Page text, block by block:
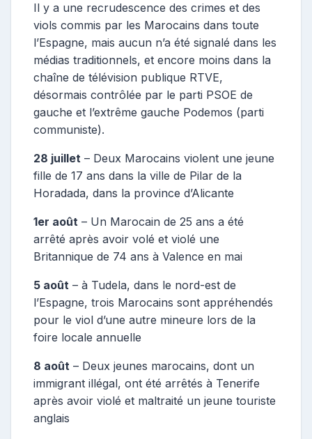
Il y a une recrudescence des crimes et des
viols commis par les Marocains dans toute
l’Espagne, mais aucun n’a été signalé dans les
médias traditionnels, et encore moins dans la
chaîne de télévision publique RTVE,
désormais contrôlée par le parti PSOE de
gauche et l’extrême gauche Podemos (parti
communiste).
28 juillet – Deux Marocains violent une jeune
fille de 17 ans dans la ville de Pilar de la
Horadada, dans la province d’Alicante
1er août – Un Marocain de 25 ans a été
arrêté après avoir volé et violé une
Britannique de 74 ans à Valence en mai
5 août – à Tudela, dans le nord-est de
l’Espagne, trois Marocains sont appréhendés
pour le viol d’une autre mineure lors de la
foire locale annuelle
8 août – Deux jeunes marocains, dont un
immigrant illégal, ont été arrêtés à Tenerife
après avoir violé et maltraité un jeune touriste
anglais